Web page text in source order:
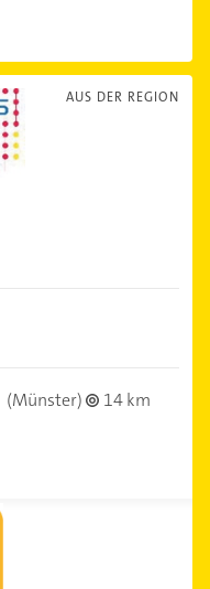
AUS DER REGION
(Münster)
14 km